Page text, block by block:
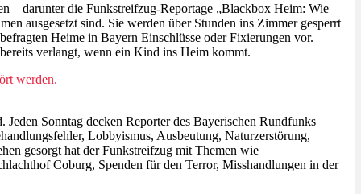
– darunter die Funkstreifzug-Reportage „Blackbox Heim: Wie
ausgesetzt sind. Sie werden über Stunden ins Zimmer gesperrt
Heime in Bayern Einschlüsse oder Fixierungen vor.
verlangt, wenn ein Kind ins Heim kommt.
werden.
Sonntag decken Reporter des Bayerischen Rundfunks
Lobbyismus, Ausbeutung, Naturzerstörung,
gesorgt hat der Funkstreifzug mit Themen wie
Coburg, Spenden für den Terror, Misshandlungen in der